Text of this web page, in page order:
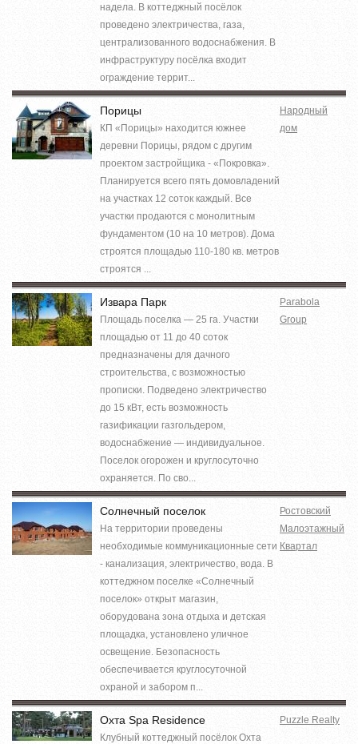
надела. В коттеджный посёлок
проведено электричества, газа,
централизованного водоснабжения. В
инфраструктуру посёлка входит
ограждение террит...
Порицы
КП «Порицы» находится южнее
деревни Порицы, рядом с другим
проектом застройщика - «Покровка».
Планируется всего пять домовладений
на участках 12 соток каждый. Все
участки продаются с монолитным
фундаментом (10 на 10 метров). Дома
строятся площадью 110-180 кв. метров
строятся ...
Народный
дом
Извара Парк
Площадь поселка — 25 га. Участки
площадью от 11 до 40 соток
предназначены для дачного
строительства, с возможностью
прописки. Подведено электричество
до 15 кВт, есть возможность
газификации газгольдером,
водоснабжение — индивидуальное.
Поселок огорожен и круглосуточно
охраняется. По сво...
Parabola
Group
Солнечный поселок
На территории проведены
необходимые коммуникационные сети
- канализация, электричество, вода. В
коттеджном поселке «Солнечный
поселок» открыт магазин,
оборудована зона отдыха и детская
площадка, установлено уличное
освещение. Безопасность
обеспечивается круглосуточной
охраной и забором п...
Ростовский
Малоэтажный
Квартал
Охта Spa Residence
Клубный коттеджный посёлок Охта
Puzzle Realty